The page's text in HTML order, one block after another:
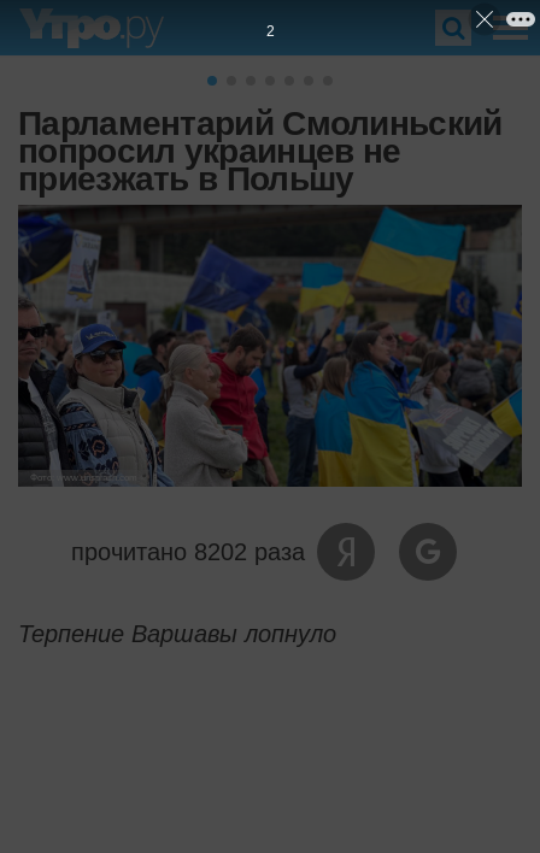
Парламентарий Смолиньский
попросил украинцев не
приезжать в Польшу
Фото: www.unsplash.com
прочитано 8202 раза
Терпение Варшавы лопнуло
1